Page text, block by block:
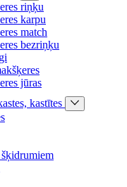
riņķu
karpu
match
bezriņķu
jūras
kastītes